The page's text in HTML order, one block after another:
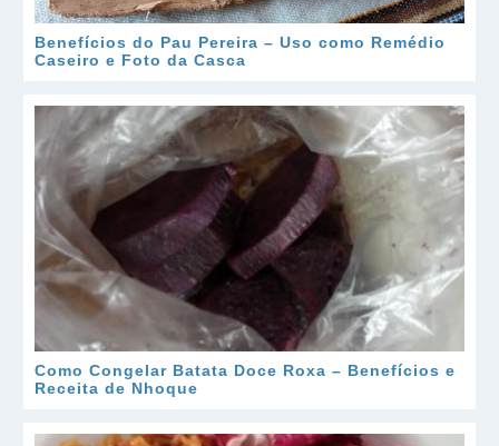
Benefícios do Pau Pereira – Uso como Remédio
Caseiro e Foto da Casca
Como Congelar Batata Doce Roxa – Benefícios e
Receita de Nhoque